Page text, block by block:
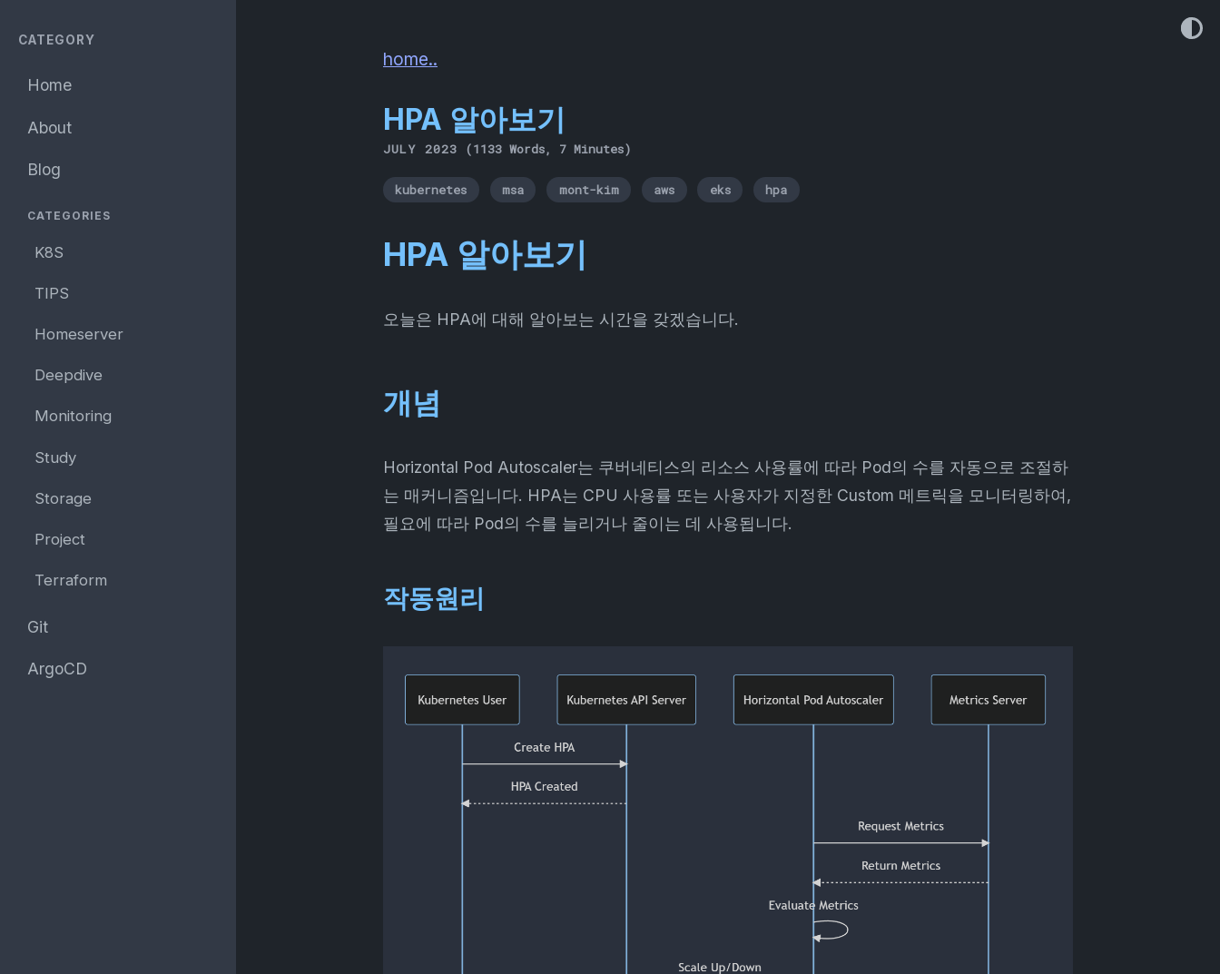
CATEGORY
Home
About
Blog
CATEGORIES
K8S
TIPS
Homeserver
Deepdive
Monitoring
Study
Storage
Project
Terraform
Git
ArgoCD
home..
HPA 알아보기
JULY 2023 (1133 Words, 7 Minutes)
kubernetes msa mont-kim aws eks hpa
HPA 알아보기
오늘은 HPA에 대해 알아보는 시간을 갖겠습니다.
개념
Horizontal Pod Autoscaler는 쿠버네티스의 리소스 사용률에 따라 Pod의 수를 자동으로 조절하
는 매커니즘입니다. HPA는 CPU 사용률 또는 사용자가 지정한 Custom 메트릭을 모니터링하여,
필요에 따라 Pod의 수를 늘리거나 줄이는 데 사용됩니다.
작동원리